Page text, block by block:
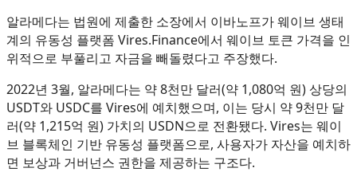
알라메다는 법원에 제출한 소장에서 이바노프가 웨이브 생태
계의 유동성 플랫폼 Vires.Finance에서 웨이브 토큰 가격을 인
위적으로 부풀리고 자금을 빼돌렸다고 주장했다.
2022년 3월, 알라메다는 약 8천만 달러(약 1,080억 원) 상당의
USDT와 USDC를 Vires에 예치했으며, 이는 당시 약 9천만 달
러(약 1,215억 원) 가치의 USDN으로 전환됐다. Vires는 웨이
브 블록체인 기반 유동성 플랫폼으로, 사용자가 자산을 예치하
면 보상과 거버넌스 권한을 제공하는 구조다.